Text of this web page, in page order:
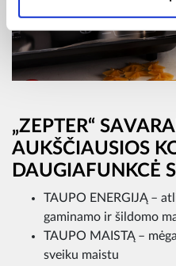
„ZEPTER“
AUKŠČIAUSIOS
DAUGIAFUNKCĖ
TAUPO ENERGIJĄ –
gaminamo ir šildomo
TAUPO MAISTĄ –
sveiku maistu